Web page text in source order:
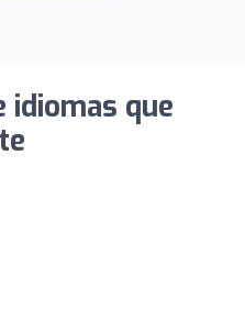
idiomas que